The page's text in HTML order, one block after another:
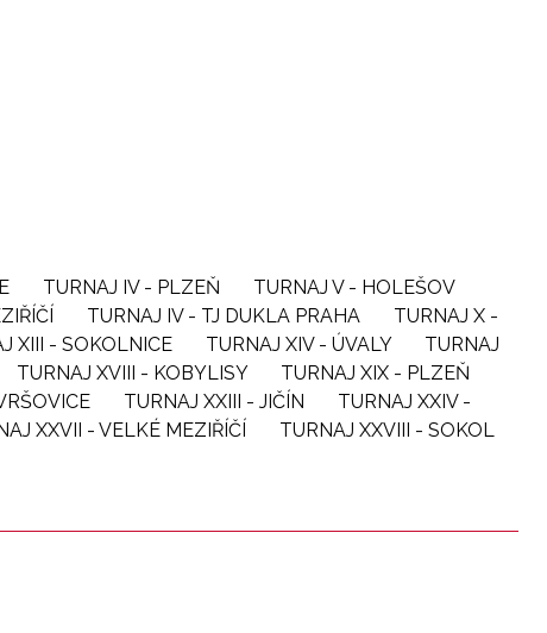
TURNAJ IV - PLZEŇ
TURNAJ V - HOLEŠOV
TURNAJ IV - TJ DUKLA PRAHA
TURNAJ X -
XIII - SOKOLNICE TURNAJ XIV - ÚVALY
TURNAJ
TURNAJ XVIII - KOBYLISY
TURNAJ XIX - PLZEŇ
TURNAJ XXIII - JIČÍN
TURNAJ XXIV -
XXVII - VELKÉ MEZIŘÍČÍ
TURNAJ XXVIII - SOKOL